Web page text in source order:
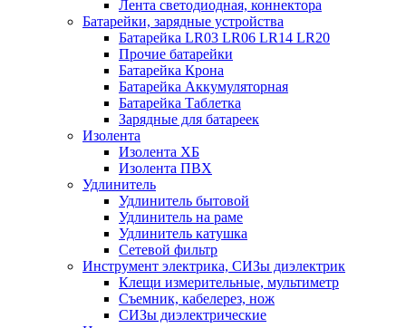
Лента светодиодная, коннектора
Батарейки, зарядные устройства
Батарейка LR03 LR06 LR14 LR20
Прочие батарейки
Батарейка Крона
Батарейка Аккумуляторная
Батарейка Таблетка
Зарядные для батареек
Изолента
Изолента ХБ
Изолента ПВХ
Удлинитель
Удлинитель бытовой
Удлинитель на раме
Удлинитель катушка
Сетевой фильтр
Инструмент электрика, СИЗы диэлектрик
Клещи измерительные, мультиметр
Съемник, кабелерез, нож
СИЗы диэлектрические